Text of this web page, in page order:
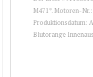
M471*. Motoren-
Produktionsdatum:
Blutorange